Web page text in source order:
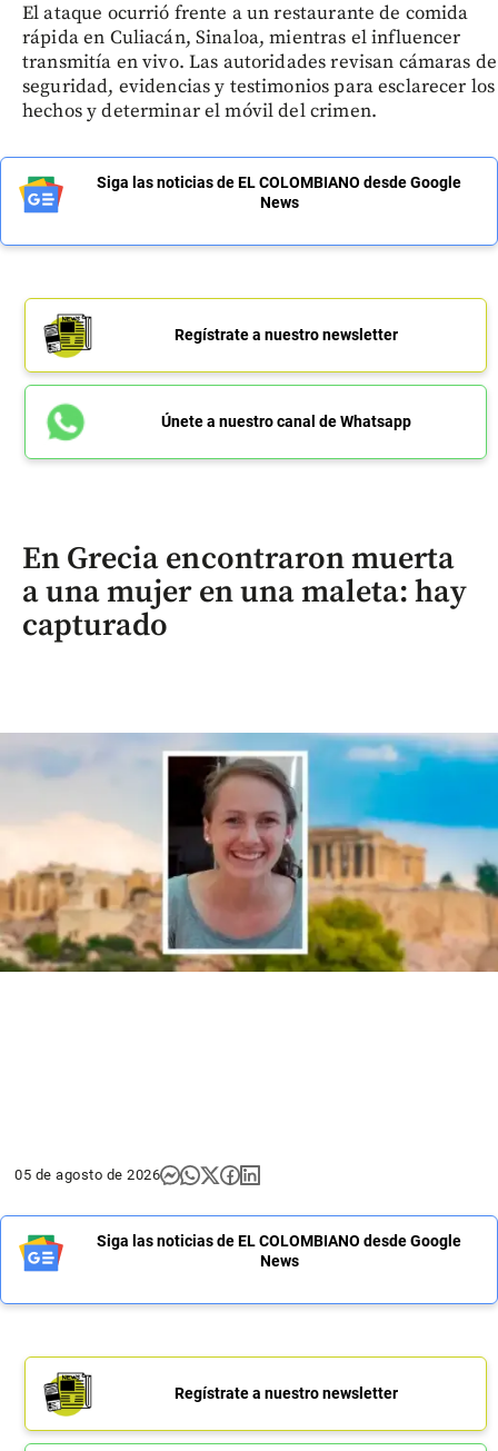
El ataque ocurrió frente a un restaurante de comida
rápida en Culiacán, Sinaloa, mientras el influencer
transmitía en vivo. Las autoridades revisan cámaras de
seguridad, evidencias y testimonios para esclarecer los
hechos y determinar el móvil del crimen.
Siga las noticias de EL COLOMBIANO desde Google
News
Regístrate a nuestro newsletter
Únete a nuestro canal de Whatsapp
En Grecia encontraron muerta
a una mujer en una maleta: hay
capturado
05 de agosto de 2026
Siga las noticias de EL COLOMBIANO desde Google
News
Regístrate a nuestro newsletter